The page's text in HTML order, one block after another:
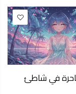
في شاطئ